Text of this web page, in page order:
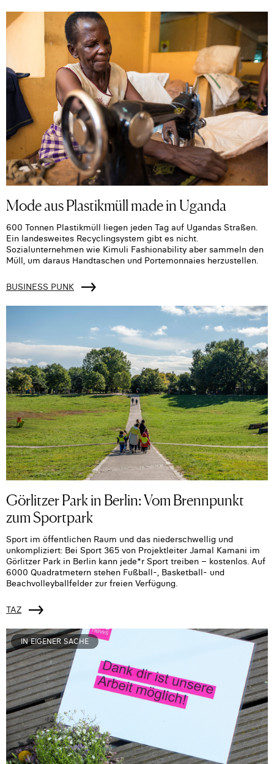
Mode aus Plastikmüll made in Uganda
600 Tonnen Plastikmüll liegen jeden Tag auf Ugandas Straßen.
Ein landesweites Recyclingsystem gibt es nicht.
Sozialunternehmen wie Kimuli Fashionability aber sammeln den
Müll, um daraus Handtaschen und Portemonnaies herzustellen.
BUSINESS PUNK
Görlitzer Park in Berlin: Vom Brennpunkt
zum Sportpark
Sport im öffentlichen Raum und das niederschwellig und
unkompliziert: Bei Sport 365 von Projektleiter Jamal Kamani im
Görlitzer Park in Berlin kann jede*r Sport treiben – kostenlos. Auf
6000 Quadratmetern stehen Fußball-, Basketball- und
Beachvolleyballfelder zur freien Verfügung.
TAZ
IN EIGENER SACHE